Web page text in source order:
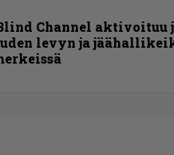
Channel aktivoituu
levyn ja